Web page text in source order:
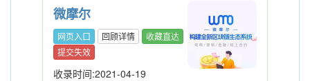
微摩尔
网页入口 回顾详情
收藏直达
提交失效
收录时间:2021-04-19